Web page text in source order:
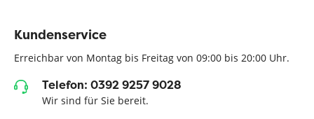
Kundenservice
Erreichbar von Montag bis Freitag von 09:00 bis 20:00 Uhr.
Telefon: 0392 9257 9028
Wir sind für Sie bereit.